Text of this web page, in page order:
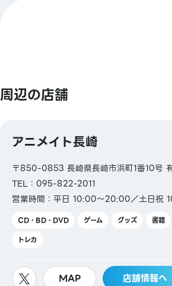
QUICPay／楽天Edy
Kitaca／Suica／PASMO／TOICA／
【ギフトカード・商品券】
JCBギフトカード
周辺の店舗
アニメイト長崎
〒850-0853 長崎県長崎市浜町1番10号
TEL：095-822-2011
営業時間：平日 10:00～20:00／土日祝
CD・BD・DVD ゲーム グッズ 書籍
トレカ
MAP 店舗情報へ